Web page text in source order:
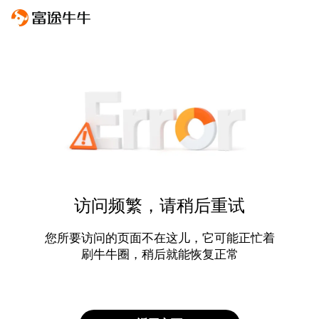
访问频繁，请稍后重试
您所要访问的页面不在这儿，它可能正忙着
刷牛牛圈，稍后就能恢复正常